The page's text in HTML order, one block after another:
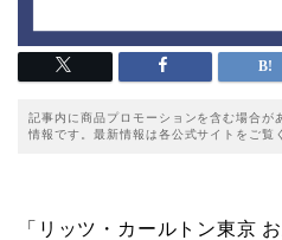
記事内に商品プロモーションを含む場合
情報です。最新情報は各公式サイトをご覧
「リッツ・カールトン東京